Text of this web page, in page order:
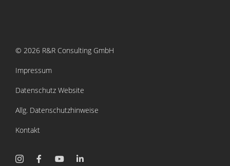
© 2026 R&R Consulting GmbH
Impressum
Datenschutz Website
Allg. Datenschutzhinweise
Kontakt
InstagramFacebookYouTubeLinkedIn